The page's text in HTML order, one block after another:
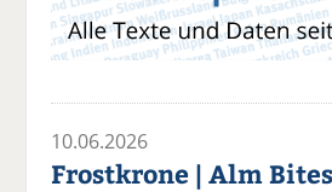
10.06.2026
Frostkrone | Alm Bites